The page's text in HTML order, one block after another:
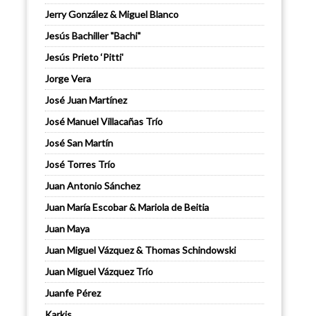
Jerry González & Miguel Blanco
Jesús Bachiller "Bachi"
Jesús Prieto ‘Pitti'
Jorge Vera
José Juan Martínez
José Manuel Villacañas Trío
José San Martín
José Torres Trío
Juan Antonio Sánchez
Juan María Escobar & Mariola de Beitia
Juan Maya
Juan Miguel Vázquez & Thomas Schindowski
Juan Miguel Vázquez Trío
Juanfe Pérez